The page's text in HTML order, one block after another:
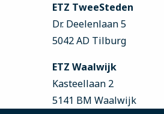
ETZ TweeSteden
Dr. Deelenlaan 5
5042 AD Tilburg
ETZ Waalwijk
Kasteellaan 2
5141 BM Waalwijk